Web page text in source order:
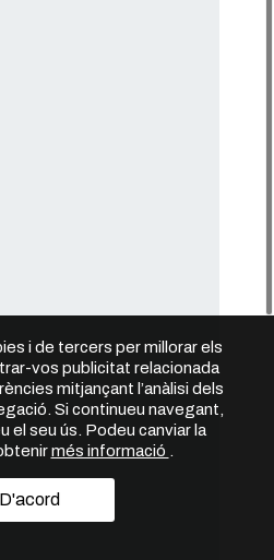
i de tercers per millorar els
vos publicitat relacionada
mitjançant l’anàlisi dels
Si continueu navegant,
el seu ús. Podeu canviar la
més informació
D'acord